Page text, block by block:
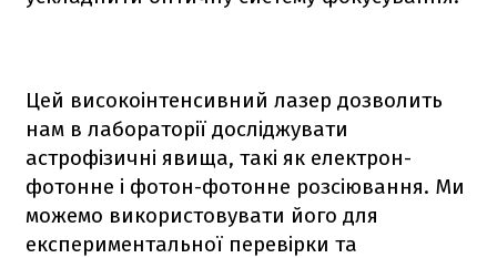
Цей високоінтенсивний лазер дозволить
нам в лабораторії досліджувати
астрофізичні явища, такі як електрон-
фотонне і фотон-фотонне розсіювання. Ми
можемо використовувати його для
експериментальної перевірки та